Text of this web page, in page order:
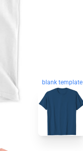
blank template